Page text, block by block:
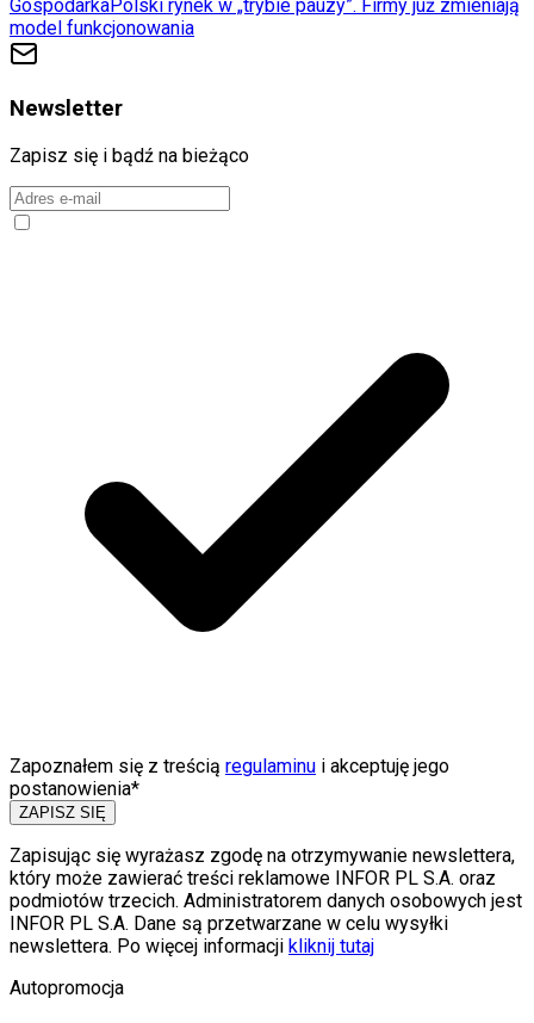
GospodarkaPolski rynek w „trybie pauzy”. Firmy już zmieniają
model funkcjonowania
Newsletter
Zapisz się i bądź na bieżąco
Zapoznałem się z treścią regulaminu i akceptuję jego
postanowienia*
ZAPISZ SIĘ
Zapisując się wyrażasz zgodę na otrzymywanie newslettera,
który może zawierać treści reklamowe INFOR PL S.A. oraz
podmiotów trzecich. Administratorem danych osobowych jest
INFOR PL S.A. Dane są przetwarzane w celu wysyłki
newslettera. Po więcej informacji kliknij tutaj
Autopromocja